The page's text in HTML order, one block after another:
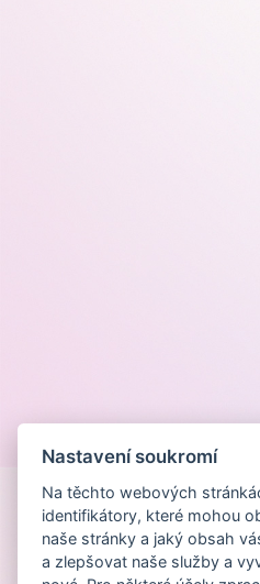
Nastavení soukromí
Na těchto webových
identifikátory, které mohou
naše stránky a jaký obsah
a zlepšovat naše služby a